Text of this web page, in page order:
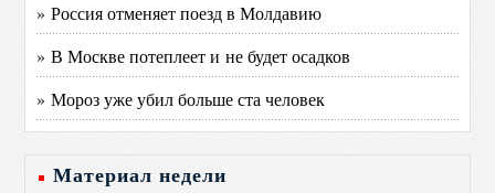
» Россия отменяет поезд в Молдавию
» В Москве потеплеет и не будет осадков
» Мороз уже убил больше ста человек
Материал недели